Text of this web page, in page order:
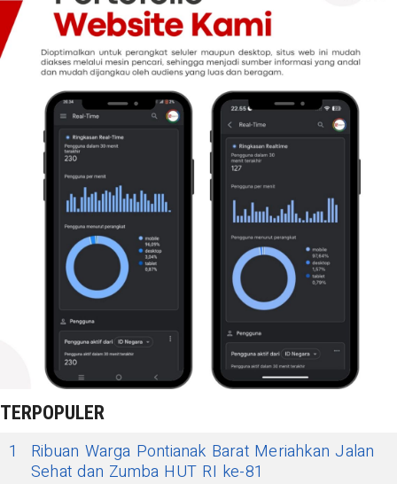
TERPOPULER
1
Ribuan Warga Pontianak Barat Meriahkan Jalan
Sehat dan Zumba HUT RI ke-81